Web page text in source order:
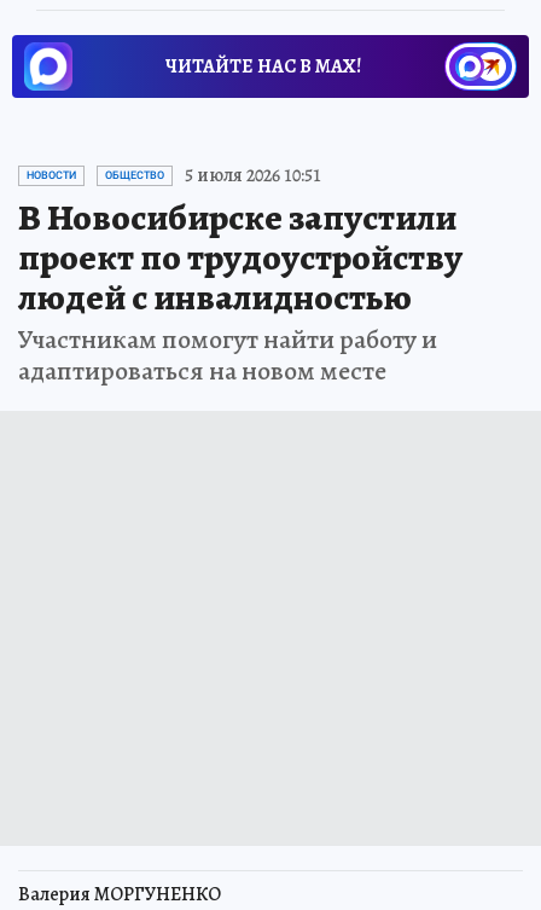
ЧИТАЙТЕ НАС В МАХ!
НОВОСТИ ОБЩЕСТВО 5 июля 2026 10:51
В Новосибирске запустили
проект по трудоустройству
людей с инвалидностью
Участникам помогут найти работу и
адаптироваться на новом месте
Валерия МОРГУНЕНКО